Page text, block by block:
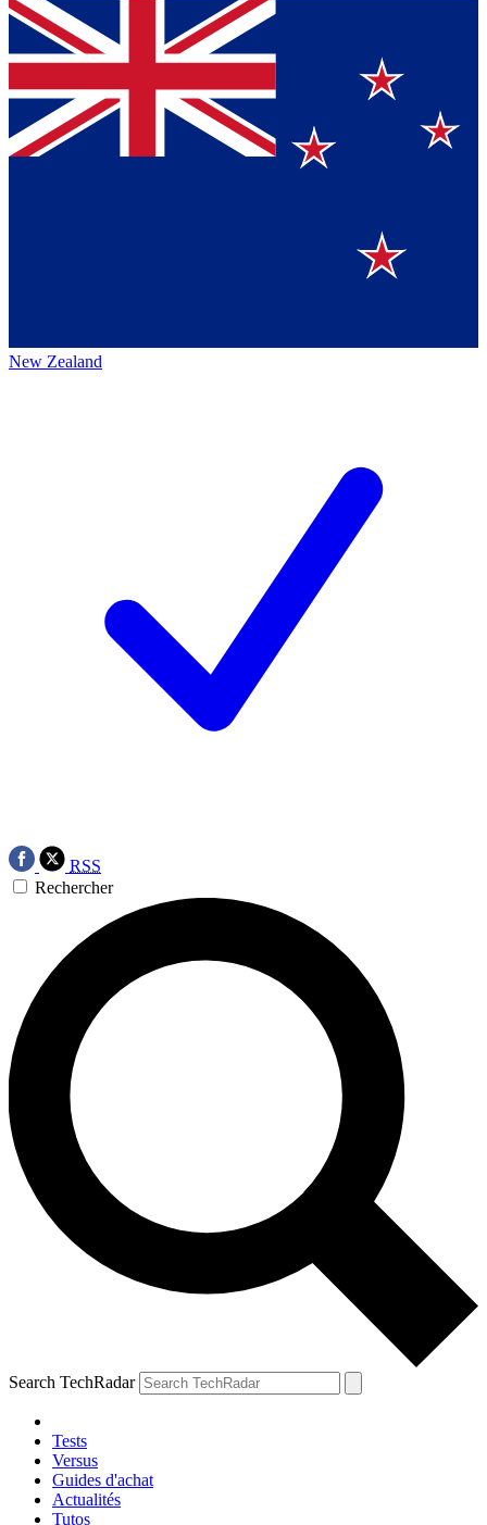
New Zealand
RSS
Rechercher
Search TechRadar
Tests
Versus
Guides d'achat
Actualités
Tutos